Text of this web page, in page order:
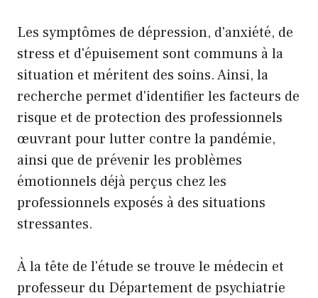
Les symptômes de dépression, d'anxiété, de
stress et d'épuisement sont communs à la
situation et méritent des soins. Ainsi, la
recherche permet d'identifier les facteurs de
risque et de protection des professionnels
œuvrant pour lutter contre la pandémie,
ainsi que de prévenir les problèmes
émotionnels déjà perçus chez les
professionnels exposés à des situations
stressantes.
À la tête de l'étude se trouve le médecin et
professeur du Département de psychiatrie